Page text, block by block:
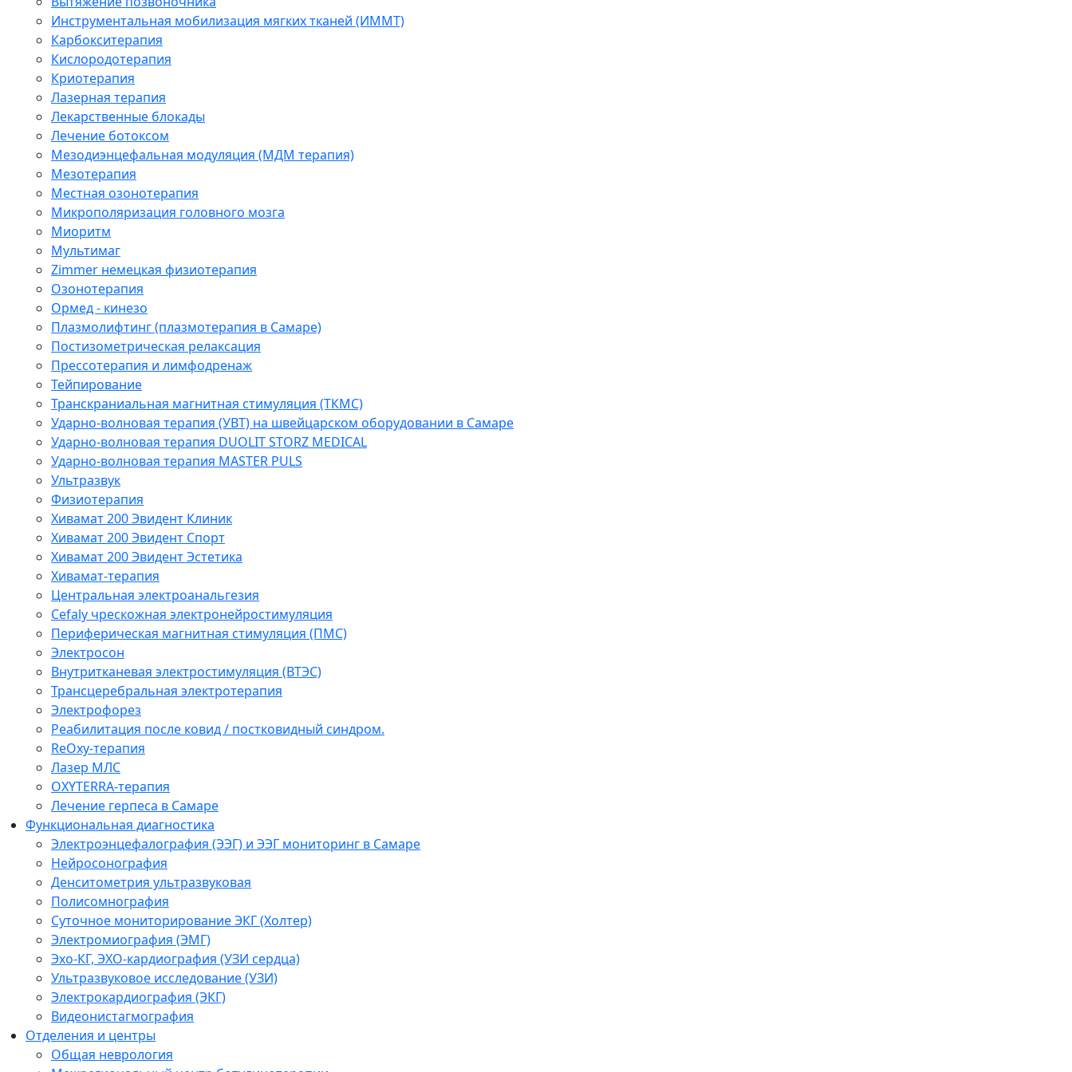
Инструментальная мобилизация мягких тканей (ИММТ)
Карбокситерапия
Кислородотерапия
Криотерапия
Лазерная терапия
Лекарственные блокады
Лечение ботоксом
Мезодиэнцефальная модуляция (МДМ терапия)
Мезотерапия
Местная озонотерапия
Микрополяризация головного мозга
Миоритм
Мультимаг
Zimmer немецкая физиотерапия
Озонотерапия
Ормед - кинезо
Плазмолифтинг (плазмотерапия в Самаре)
Постизометрическая релаксация
Прессотерапия и лимфодренаж
Тейпирование
Транскраниальная магнитная стимуляция (ТКМС)
Ударно-волновая терапия (УВТ) на швейцарском оборудовании в Самаре
Ударно-волновая терапия DUOLIT STORZ MEDICAL
Ударно-волновая терапия MASTER PULS
Ультразвук
Физиотерапия
Хивамат 200 Эвидент Клиник
Хивамат 200 Эвидент Спорт
Хивамат 200 Эвидент Эстетика
Хивамат-терапия
Центральная электроанальгезия
Cefaly чреcкожная электронейростимуляция
Периферическая магнитная стимуляция (ПМС)
Электросон
Внутритканевая электростимуляция (ВТЭС)
Трансцеребральная электротерапия
Электрофорез
Реабилитация после ковид / постковидный синдром.
ReOxy-терапия
Лазер МЛС
OXYTERRA-терапия
Лечение герпеса в Самаре
Функциональная диагностика
Электроэнцефалография (ЭЭГ) и ЭЭГ мониторинг в Самаре
Нейросонография
Денситометрия ультразвуковая
Полисомнография
Суточное мониторирование ЭКГ (Холтер)
Электромиография (ЭМГ)
Эхо-КГ, ЭХО-кардиография (УЗИ сердца)
Ультразвуковое исследование (УЗИ)
Электрокардиография (ЭКГ)
Видеонистагмография
Отделения и центры
Общая неврология